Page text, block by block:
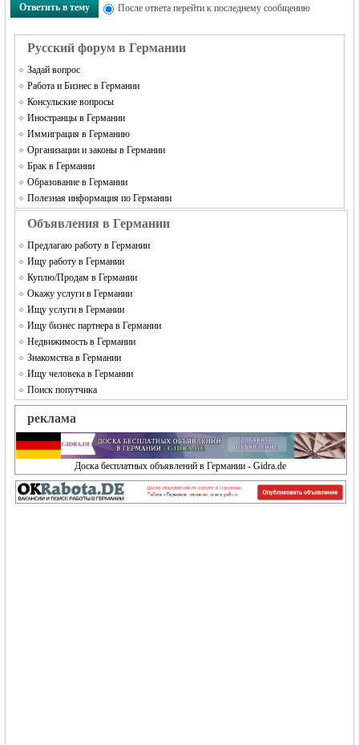
Ответить в тему После ответа перейти к последнему сообщению
Русский форум в Германии
Задай вопрос
Работа и Бизнес в Германии
Консульские вопросы
Иностранцы в Германии
Иммиграция в Германию
Организации и законы в Германии
Брак в Германии
Образование в Германии
Полезная информация по Германии
Объявления в Германии
Предлагаю работу в Германии
Ищу работу в Германии
Куплю/Продам в Германии
Окажу услуги в Германии
Ищу услуги в Германии
Ищу бизнес партнера в Германии
Недвижимость в Германии
Знакомства в Германии
Ищу человека в Германии
Поиск попутчика
реклама
Доска бесплатных объявлений в Германии - Gidra.de